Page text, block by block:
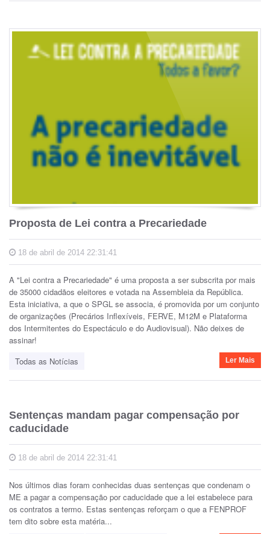
Proposta de Lei contra a Precariedade
18 de abril de 2014 22:31:41
A "Lei contra a Precariedade" é uma proposta a ser subscrita por mais
de 35000 cidadãos eleitores e votada na Assembleia da República.
Esta iniciativa, a que o SPGL se associa, é promovida por um conjunto
de organizações (Precários Inflexíveis, FERVE, M12M e Plataforma
dos Intermitentes do Espectáculo e do Audiovisual). Não deixes de
assinar!
Todas as Notícias
Ler Mais
Sentenças mandam pagar compensação por
caducidade
18 de abril de 2014 22:31:41
Nos últimos dias foram conhecidas duas sentenças que condenam o
ME a pagar a compensação por caducidade que a lei estabelece para
os contratos a termo. Estas sentenças reforçam o que a FENPROF
tem dito sobre esta matéria...